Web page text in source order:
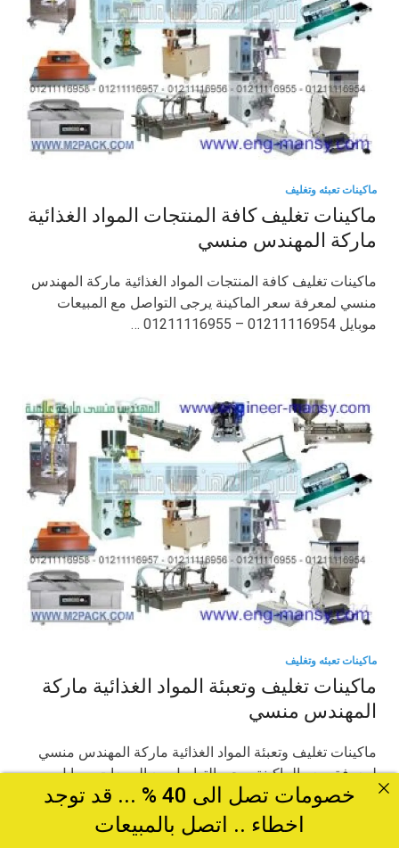
ماكينات تعبئه وتغليف
ماكينات تغليف كافة المنتجات المواد الغذائية
ماركة المهندس منسي
ماكينات تغليف كافة المنتجات المواد الغذائية ماركة المهندس
منسي لمعرفة سعر الماكينة يرجى التواصل مع المبيعات
موبايل 01211116954 – 01211116955 …
ماكينات تعبئه وتغليف
ماكينات تغليف وتعبئة المواد الغذائية ماركة
المهندس منسي
ماكينات تغليف وتعبئة المواد الغذائية ماركة المهندس منسي
لمعرفة سعر الماكينة يرجى التواصل مع المبيعات موبايل
01211116954 – 01211116955 – …
خصومات تصل الى 40 % ... قد توجد
اخطاء .. اتصل بالمبيعات